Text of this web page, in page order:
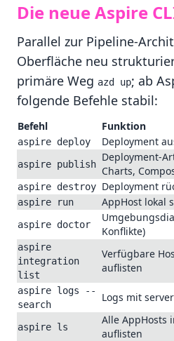
Die neue Aspire
Parallel zur Pipeline-
Oberfläche neu
primäre Weg azd up; ab
folgende Befehle stabil:
Befehl Funktion
aspire deploy Deployment
aspire publish
Deployment-
Charts,
aspire destroy Deployment
aspire run AppHost lokal
aspire doctor
Konflikte)
aspire
integration
list
Verfügbare
auflisten
aspire logs --
search
Logs mit
aspire ls
Alle AppHosts
auflisten